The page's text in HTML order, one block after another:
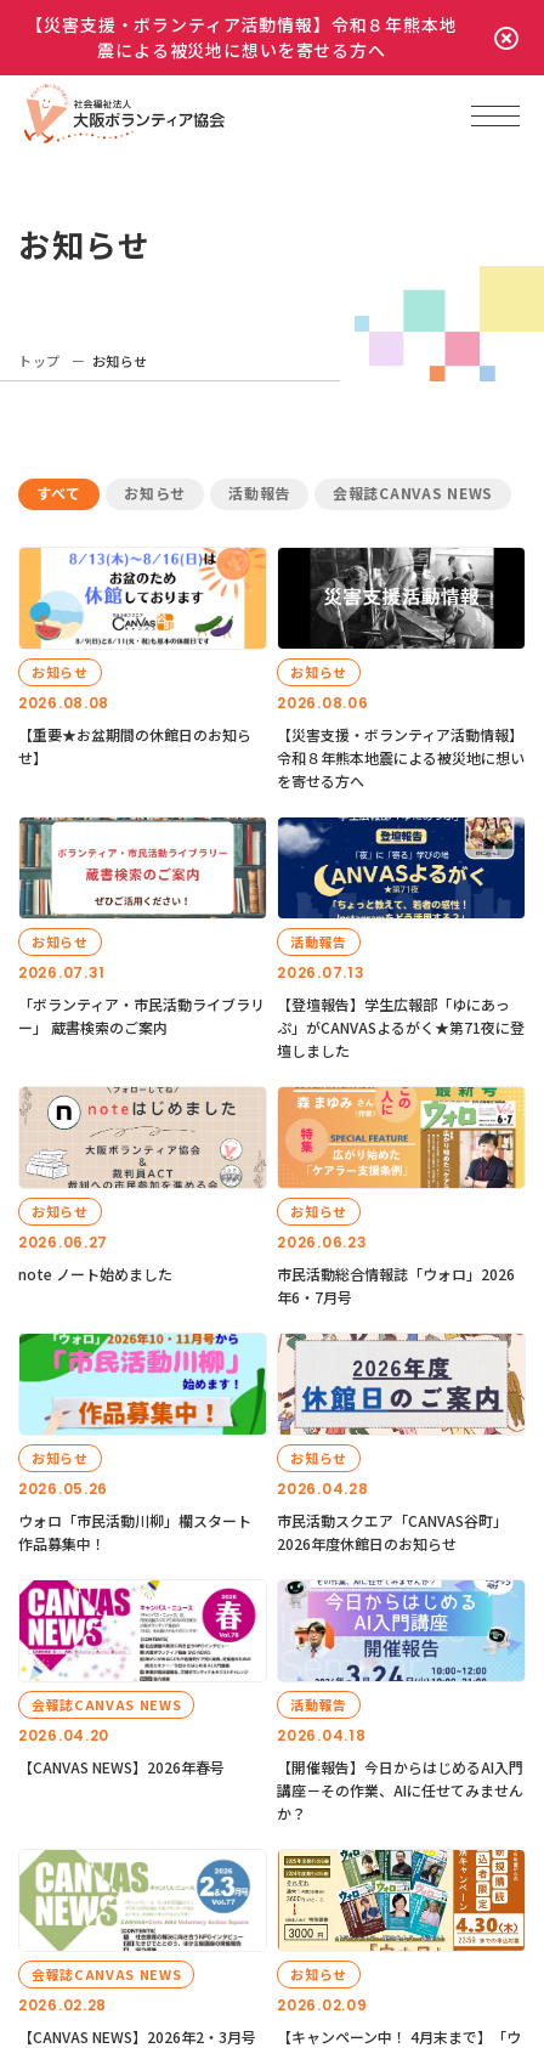
【災害支援・ボランティア活動情報】令和８年熊本地
震による被災地に想いを寄せる方へ
お知らせ
トップ お知らせ
すべて お知らせ 活動報告 会報誌CANVAS NEWS
2026.08.08
お知らせ
【重要★お盆期間の休館日のお知ら
せ】
2026.08.06
お知らせ
【災害支援・ボランティア活動情報】
令和８年熊本地震による被災地に想い
を寄せる方へ
2026.07.31
お知らせ
「ボランティア・市民活動ライブラリ
ー」 蔵書検索のご案内
2026.07.13
活動報告
【登壇報告】学生広報部「ゆにあっ
ぷ」がCANVASよるがく★第71夜に登
壇しました
2026.06.27
お知らせ
note ノート始めました
2026.06.23
お知らせ
市民活動総合情報誌「ウォロ」2026
年6・7月号
2026.05.26
お知らせ
ウォロ「市民活動川柳」欄スタート
作品募集中！
2026.04.28
お知らせ
市民活動スクエア「CANVAS谷町」
2026年度休館日のお知らせ
2026.04.20
会報誌CANVAS NEWS
【CANVAS NEWS】2026年春号
2026.04.18
活動報告
【開催報告】今日からはじめるAI入門
講座－その作業、AIに任せてみません
か？
2026.02.28
会報誌CANVAS NEWS
【CANVAS NEWS】2026年2・3月号
2026.02.09
お知らせ
【キャンペーン中！ 4月末まで】「ウ